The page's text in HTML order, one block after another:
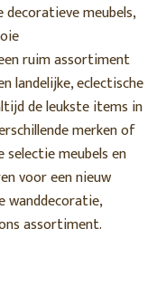
decoratieve meubels,
ruim assortiment
landelijke, eclectische
de leukste items in
merken of
meubels en
voor een nieuw
assortiment.